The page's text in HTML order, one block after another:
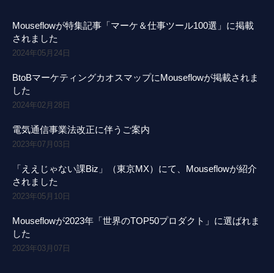
Mouseflowが特集記事「マーケ＆仕事ツール100選」に掲載
されました
2024年05月24日
BtoBマーケティングカオスマップにMouseflowが掲載されま
した
2024年02月28日
電気通信事業法改正に伴うご案内
2023年07月03日
「ええじゃない課Biz」（東京MX）にて、Mouseflowが紹介
されました
2023年05月10日
Mouseflowが2023年「世界のTOP50プロダクト」に選ばれま
した
2023年03月07日